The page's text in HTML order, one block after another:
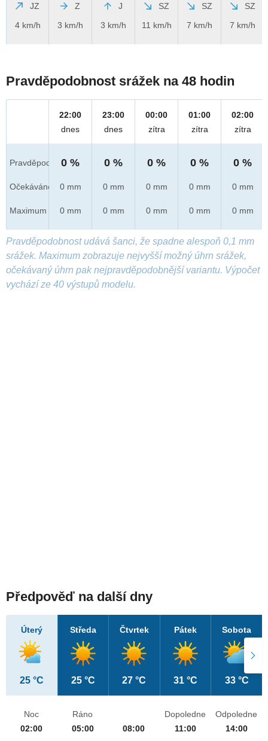
JZ
4 km/h
Z
3 km/h
J
3 km/h
SZ
11 km/h
SZ
7 km/h
SZ
7 km/h
Pravděpodobnost srážek na 48 hodin
Pravděpod.
Očekáváno
Maximum
22:00
dnes
0 %
0 mm
0 mm
23:00
dnes
0 %
0 mm
0 mm
00:00
zítra
0 %
0 mm
0 mm
01:00
zítra
0 %
0 mm
0 mm
02:00
zítra
0 %
0 mm
0 mm
Pravděpodobnost udává šanci, že spadne alespoň 0,1 mm
srážek. Maximum zobrazuje nejvyšší možný úhrn srážek,
očekávaný úhrn pak nejpravděpodobnější variantu. Výpočet
vychází ze 40 výstupů modelu.
Předpověď na další dny
Úterý
25 °C
Středa
25 °C
Čtvrtek
27 °C
Pátek
31 °C
Sobota
33 °C
Noc
02:00
Ráno
05:00
08:00
Dopoledne
11:00
Odpoledne
14:00